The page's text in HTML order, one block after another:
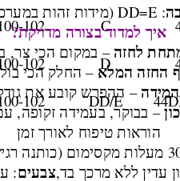
C
102
D
102
DD/E
102
: DD=E (מידות זהות במערכת המדידה)
איך למדוד בצורה מדויקת?
לחזה – במקום הכי צר,
החזה המלא– החלק הכי
– ההפרש קובע את
– בבוקר, בעמידה זקופה,
הוראות טיפוח לאורך זמן
עדין ללא מרכך בד,צבעים: